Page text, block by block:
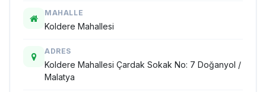
MAHALLE
Koldere Mahallesi
ADRES
Koldere Mahallesi Çardak Sokak No: 7 Doğanyol /
Malatya